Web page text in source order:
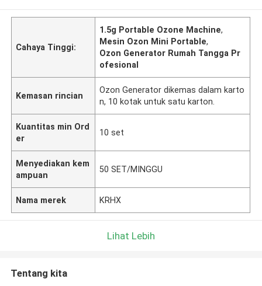
Cahaya Tinggi:
1.5g Portable Ozone Machine,
Mesin Ozon Mini Portable,
Ozon Generator Rumah Tangga Pr
ofesional
Kemasan rincian
Ozon Generator dikemas dalam karto
n, 10 kotak untuk satu karton.
Kuantitas min Ord
er
10 set
Menyediakan kem
ampuan
50 SET/MINGGU
Nama merek KRHX
Lihat Lebih
Tentang kita